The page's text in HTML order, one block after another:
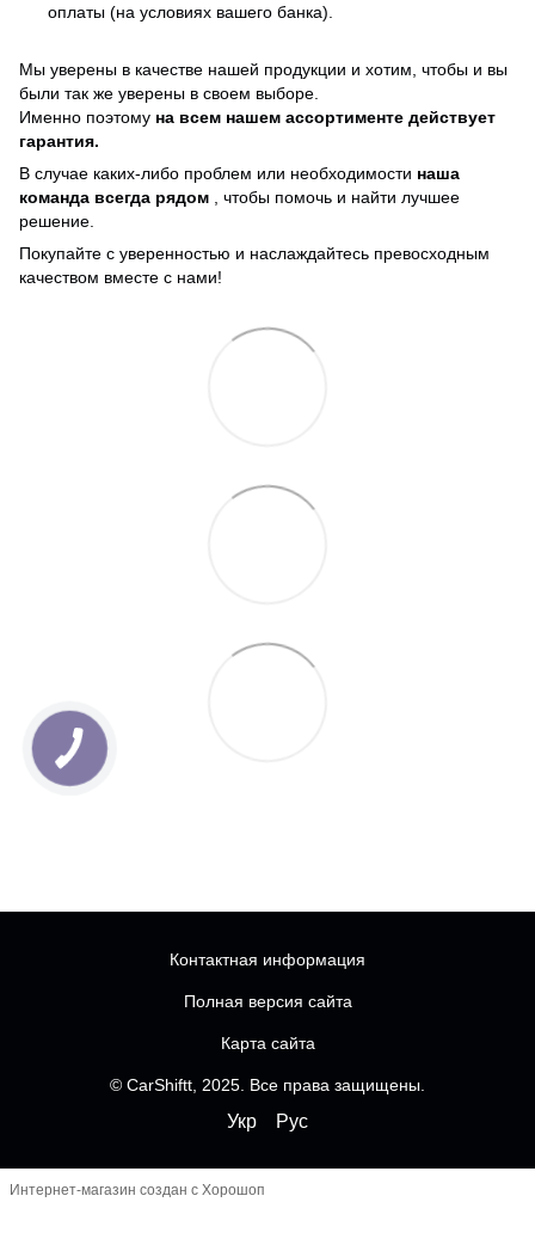
оплаты (на условиях вашего банка).
Мы уверены в качестве нашей продукции и хотим, чтобы и вы
были так же уверены в своем выборе.
Именно поэтому на всем нашем ассортименте действует
гарантия.
В случае каких-либо проблем или необходимости наша
команда всегда рядом , чтобы помочь и найти лучшее
решение.
Покупайте с уверенностью и наслаждайтесь превосходным
качеством вместе с нами!
Контактная информация
Полная версия сайта
Карта сайта
© CarShiftt, 2025. Все права защищены.
Укр Рус
Интернет-магазин создан с Хорошоп